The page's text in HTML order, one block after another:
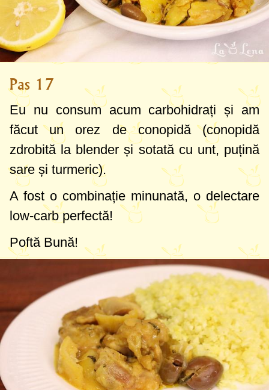
Pas 17
Eu nu consum acum carbohidrați și am
făcut un orez de conopidă (conopidă
zdrobită la blender și sotată cu unt, puțină
sare și turmeric).
A fost o combinație minunată, o delectare
low-carb perfectă!
Poftă Bună!